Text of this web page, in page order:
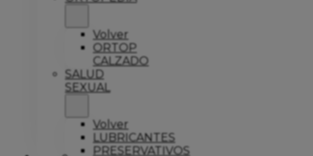
Volver
ORTOP
CALZADO
SALUD
SEXUAL
Volver
LUBRICANTES
PRESERVATIVOS